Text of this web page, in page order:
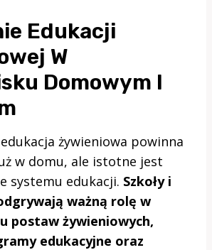
Edukacji
W
Domowym I
żywieniowa powinna
w domu, ale istotne jest
systemu edukacji. Szkoły i
ważną rolę w
postaw żywieniowych,
edukacyjne oraz